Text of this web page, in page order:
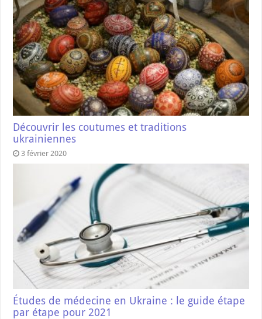
Découvrir les coutumes et traditions
ukrainiennes
3 février 2020
Études de médecine en Ukraine : le guide étape
par étape pour 2021